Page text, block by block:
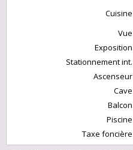
Cuisine
Vue
Exposition
Stationnement int.
Ascenseur
Cave
Balcon
Piscine
Taxe foncière